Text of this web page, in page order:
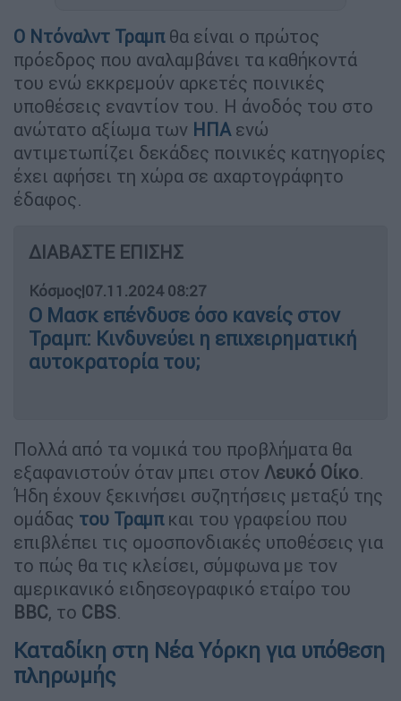
Ο Ντόναλντ Τραμπθα είναι ο πρώτος
πρόεδρος που αναλαμβάνει τα καθήκοντά
του ενώ εκκρεμούν αρκετές ποινικές
υποθέσεις εναντίον του. Η άνοδός του στο
ανώτατο αξίωμα των ΗΠΑ ενώ
αντιμετωπίζει δεκάδες ποινικές κατηγορίες
έχει αφήσει τη χώρα σε αχαρτογράφητο
έδαφος.
ΔΙΑΒΑΣΤΕ ΕΠΙΣΗΣ
Κόσμος|07.11.2024 08:27
Ο Μασκ επένδυσε όσο κανείς στον
Τραμπ: Κινδυνεύει η επιχειρηματική
αυτοκρατορία του;
Πολλά από τα νομικά του προβλήματα θα
εξαφανιστούν όταν μπει στον Λευκό Οίκο.
Ήδη έχουν ξεκινήσει συζητήσεις μεταξύ της
ομάδας του Τραμπ και του γραφείου που
επιβλέπει τις ομοσπονδιακές υποθέσεις για
το πώς θα τις κλείσει, σύμφωνα με τον
αμερικανικό ειδησεογραφικό εταίρο του
BBC, το CBS.
Καταδίκη στη Νέα Υόρκη για υπόθεση
πληρωμής